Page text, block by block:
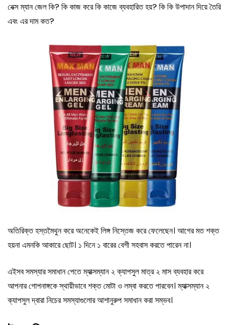
নেক্স ম্যান জেল কি? কি কাজ করে কি কাজে ব্যবহারিত হয়? কি কি উপাদান দিয়ে তৈরি
এবং এর দাম কত?
অতিরিক্ত হস্তমৈথুন করে অনেকেই লিঙ্গ নিস্তেজ করে ফেলেছেন। আগের মত শক্ত
হয়না এমনকি আকারে ছোট। ১ দিনে ১ বারের বেশী সহবাস করতে পারেন না।
এইসব সমস্যার সমাধান পেতে ম্যাক্সম্যান ২ ক্যাপসুল মাত্র ২ মাস ব্যবহার করে
আপনার গোপনাঙ্গকে স্থায়ীভাবে শক্ত মোটা ও লম্বা করতে পারবেন। ম্যাক্সম্যান ২
ক্যাপসুল দ্বারা নিচের সমস্যাগুলাের আশানুরুপ সমাধান করা সম্ভব।